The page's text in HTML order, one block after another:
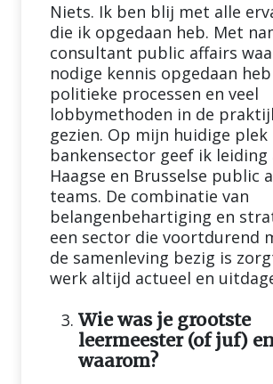
Niets. Ik ben blij met alle
die ik opgedaan heb. Met
consultant public affairs
nodige kennis opgedaan
politieke processen en veel
lobbymethoden in de
gezien. Op mijn huidige plek
bankensector geef ik leiding
Haagse en Brusselse public
teams. De combinatie van
belangenbehartiging en
een sector die voortdurend
de samenleving bezig is
werk altijd actueel en
Wie was je grootste
leermeester (of juf)
waarom?